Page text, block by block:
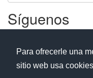
Para ofrecerle una
sitio web usa
Síguenos